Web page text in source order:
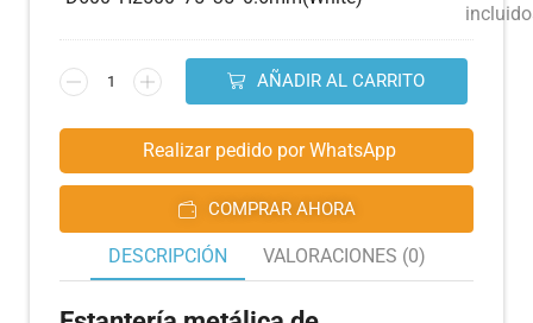
AÑADIR AL CARRITO
Realizar pedido por WhatsApp
COMPRAR AHORA
DESCRIPCIÓN VALORACIONES (0)